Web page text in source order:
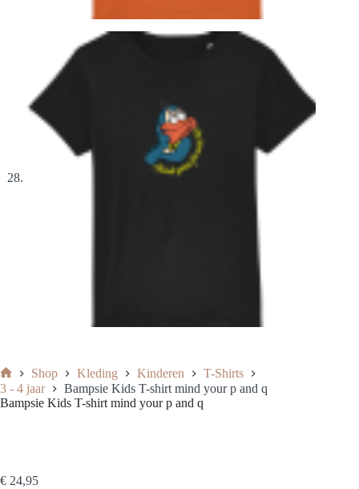
Home
Shop Kleding Kinderen
T-Shirts
3 - 4 jaar
Bampsie Kids T-shirt mind your p and q
Bampsie Kids T-shirt mind your p and q
€ 24,95